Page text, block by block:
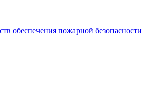
обеспечения пожарной безопасности